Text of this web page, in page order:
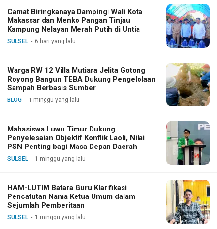
Camat Biringkanaya Dampingi Wali Kota
Makassar dan Menko Pangan Tinjau
Kampung Nelayan Merah Putih di Untia
SULSEL 6 hari yang lalu
Warga RW 12 Villa Mutiara Jelita Gotong
Royong Bangun TEBA Dukung Pengelolaan
Sampah Berbasis Sumber
BLOG 1 minggu yang lalu
Mahasiswa Luwu Timur Dukung
Penyelesaian Objektif Konflik Laoli, Nilai
PSN Penting bagi Masa Depan Daerah
SULSEL 1 minggu yang lalu
HAM-LUTIM Batara Guru Klarifikasi
Pencatutan Nama Ketua Umum dalam
Sejumlah Pemberitaan
SULSEL 1 minggu yang lalu